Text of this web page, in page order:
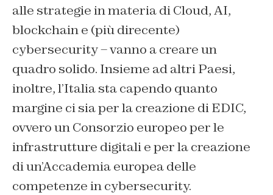
alle strategie in materia di Cloud, AI,
blockchain e (più direcente)
cybersecurity – vanno a creare un
quadro solido. Insieme ad altri Paesi,
inoltre, l’Italia sta capendo quanto
margine ci sia per la creazione di EDIC,
ovvero un Consorzio europeo per le
infrastrutture digitali e per la creazione
di un’Accademia europea delle
competenze in cybersecurity.